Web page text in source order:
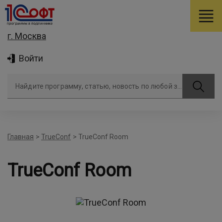
г. Москва
Войти
Главная > TrueConf > TrueConf Room
TrueConf Room